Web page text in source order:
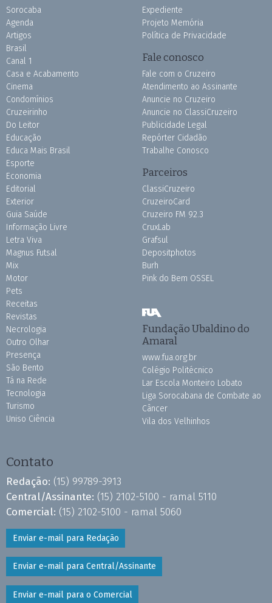
Sorocaba
Agenda
Artigos
Brasil
Canal 1
Casa e Acabamento
Cinema
Condomínios
Cruzeirinho
Do Leitor
Educação
Educa Mais Brasil
Esporte
Economia
Editorial
Exterior
Guia Saúde
Informação Livre
Letra Viva
Magnus Futsal
Mix
Motor
Pets
Receitas
Revistas
Necrologia
Outro Olhar
Presença
São Bento
Tá na Rede
Tecnologia
Turismo
Uniso Ciência
Expediente
Projeto Memória
Política de Privacidade
Fale conosco
Fale com o Cruzeiro
Atendimento ao Assinante
Anuncie no Cruzeiro
Anuncie no ClassiCruzeiro
Publicidade Legal
Repórter Cidadão
Trabalhe Conosco
Parceiros
ClassiCruzeiro
CruzeiroCard
Cruzeiro FM 92.3
CruxLab
Grafsul
Depositphotos
Burh
Pink do Bem OSSEL
Fundação Ubaldino do
Amaral
www.fua.org.br
Colégio Politécnico
Lar Escola Monteiro Lobato
Liga Sorocabana de Combate ao
Câncer
Vila dos Velhinhos
Contato
Redação: (15) 99789-3913
Central/Assinante: (15) 2102-5100 - ramal 5110
Comercial: (15) 2102-5100 - ramal 5060
Enviar e-mail para Redação
Enviar e-mail para Central/Assinante
Enviar e-mail para o Comercial